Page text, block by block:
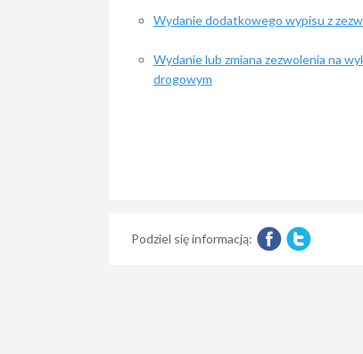
Wydanie dodatkowego wypisu z
Wydanie lub zmiana zezwolenia na
drogowym
Podziel się informacją: